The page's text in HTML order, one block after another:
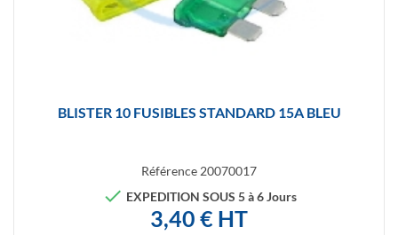
BLISTER 10 FUSIBLES STANDARD 15A BLEU
Référence 20070017
 EXPEDITION SOUS 5 à 6 Jours
3,40 € HT